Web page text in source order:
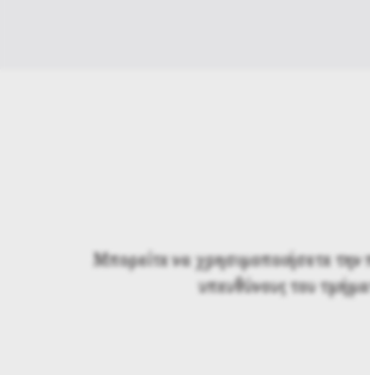
Μπορείτε να χρησιμοποιήσετε την
υπευθύνους του